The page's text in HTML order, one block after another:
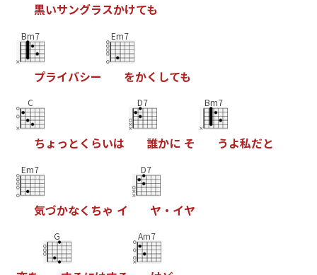
黒いサングラスかけても
Bm7
プライバシー
Em7
をかく しても
C
ちょ っ と く らいは
D7
誰かに そ
Bm7
う よ私だと
Em7
気づかなく ちゃ イ
D7
ヤ ・ イヤ
G Am7